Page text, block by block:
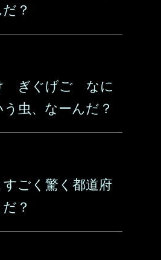
？
ぎぐげご なに
虫、なーんだ？
ごく驚く都道府
？